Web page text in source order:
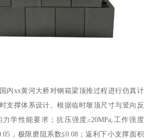
内xx黄河大桥对钢箱梁顶推过程进行仿真计
支撑体系设计。根据临时墩顶尺寸与竖向反
学性能要求；抗压强度≥20MPa,工作强度
，极限磨阻系数≦0.08；返利下小支撑面积